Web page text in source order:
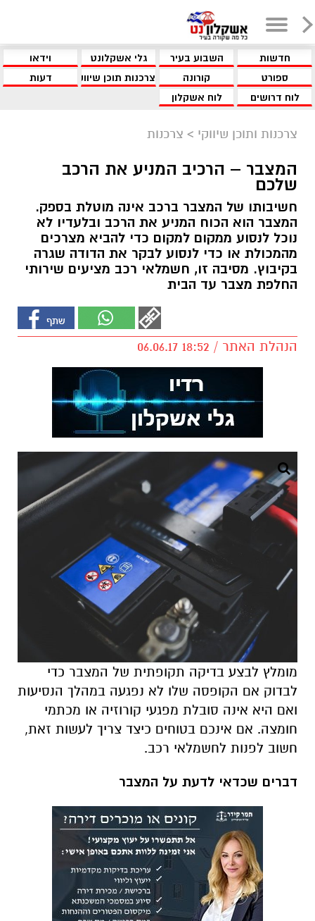
חדשות השבוע בעיר גלי אשקלונט
וידאו
ספורט
קורונה צרכנות תוכן שיווקי
דעות
לוח דרושים
לוח אשקלון
צרכנות ותוכן שיווקי > צרכנות
המצבר – הרכיב המניע את הרכב
שלכם
חשיבותו של המצבר ברכב אינה מוטלת בספק.
המצבר הוא הכוח המניע את הרכב ובלעדיו לא
נוכל לנסוע ממקום למקום כדי להביא מצרכים
מהמכולת או כדי לנסוע לבקר את הדודה שגרה
בקיבוץ. מסיבה זו, חשמלאי רכב מציעים שירותי
החלפת מצבר עד הבית
הנהלת האתר / 18:52 06.06.17
מומלץ לבצע בדיקה תקופתית של המצבר כדי
לבדוק אם הקופסה שלו לא נפגעה במהלך הנסיעות
ואם היא אינה סובלת מפגעי קורוזיה או מכתמי
חומצה. אם אינכם בטוחים כיצד צריך לעשות זאת,
חשוב לפנות לחשמלאי רכב.
דברים שכדאי לדעת על המצבר